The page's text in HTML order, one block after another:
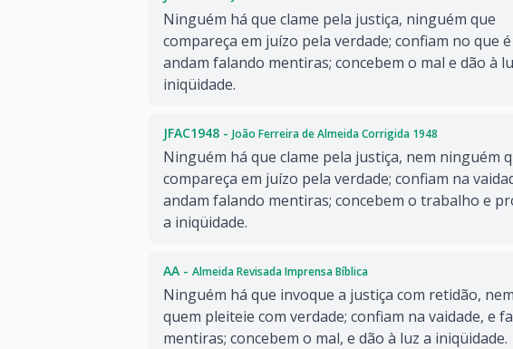
Ninguém há que clame pela justiça, ninguém que
compareça em juízo pela verdade; confiam no que
andam falando mentiras; concebem o mal e dão à
iniqüidade.
JFAC1948 - João Ferreira de Almeida Corrigida 1948
Ninguém há que clame pela justiça, nem ninguém
compareça em juízo pela verdade; confiam na
andam falando mentiras; concebem o trabalho e
a iniqüidade.
AA - Almeida Revisada Imprensa Bíblica
Ninguém há que invoque a justiça com retidão,
quem pleiteie com verdade; confiam na vaidade, e
mentiras; concebem o mal, e dão à luz a iniqüidade.